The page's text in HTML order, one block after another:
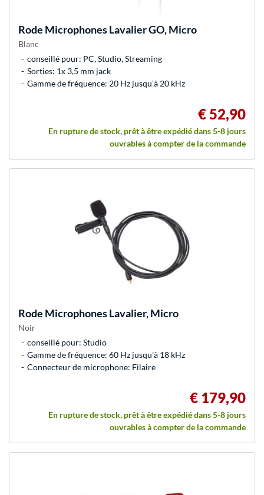
Rode MicrophonesLavalier GO, Micro
Blanc
conseillé pour: PC, Studio, Streaming
Sorties: 1x 3,5 mm jack
Gamme de fréquence: 20 Hz jusqu'à 20 kHz
€ 52,90
En rupture de stock, prêt à être expédié dans 5-8 jours
ouvrables à compter de la commande
Rode MicrophonesLavalier, Micro
Noir
conseillé pour: Studio
Gamme de fréquence: 60 Hz jusqu'à 18 kHz
Connecteur de microphone: Filaire
€ 179,90
En rupture de stock, prêt à être expédié dans 5-8 jours
ouvrables à compter de la commande